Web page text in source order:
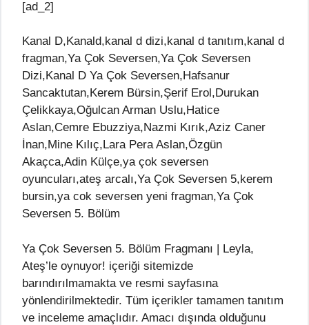
[ad_2]
Kanal D,Kanald,kanal d dizi,kanal d tanıtım,kanal d
fragman,Ya Çok Seversen,Ya Çok Seversen
Dizi,Kanal D Ya Çok Seversen,Hafsanur
Sancaktutan,Kerem Bürsin,Şerif Erol,Durukan
Çelikkaya,Oğulcan Arman Uslu,Hatice
Aslan,Cemre Ebuzziya,Nazmi Kırık,Aziz Caner
İnan,Mine Kılıç,Lara Pera Aslan,Özgün
Akaçca,Adin Külçe,ya çok seversen
oyuncuları,ateş arcalı,Ya Çok Seversen 5,kerem
bursin,ya cok seversen yeni fragman,Ya Çok
Seversen 5. Bölüm
Ya Çok Seversen 5. Bölüm Fragmanı | Leyla,
Ateş’le oynuyor! içeriği sitemizde
barındırılmamakta ve resmi sayfasına
yönlendirilmektedir. Tüm içerikler tamamen tanıtım
ve inceleme amaçlıdır. Amacı dışında olduğunu